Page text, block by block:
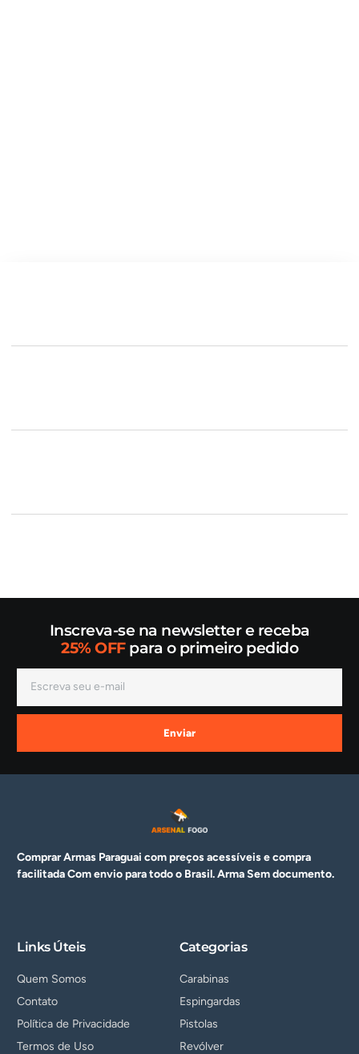
Inscreva-se na newsletter e receba
25% OFFpara o primeiro pedido
Enviar
Comprar Armas Paraguai com preços acessíveis e compra
facilitada Com envio para todo o Brasil. ArmaSem documento.
Links Úteis
Quem Somos
Contato
Política de Privacidade
Termos de Uso
Categorias
Carabinas
Espingardas
Pistolas
Revólver